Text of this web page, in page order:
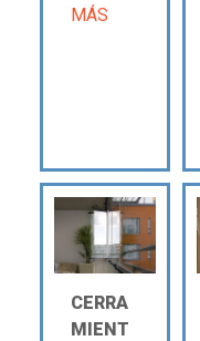
MÁS
CERRA
MIENT